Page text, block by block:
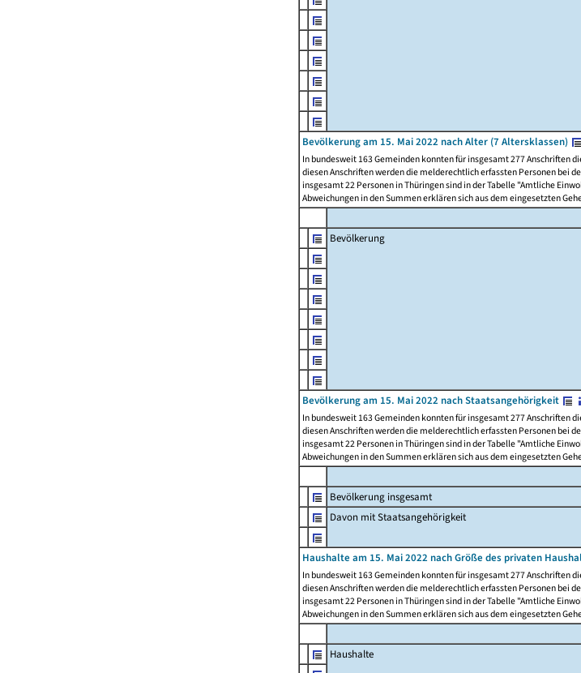
Bevölkerung am 15. Mai 2022 nach Alter (7 Altersklassen)
In bundesweit 163 Gemeinden konnten für insgesamt 277 Anschriften
diesen Anschriften werden die melderechtlich erfassten Personen bei
insgesamt 22 Personen in Thüringen sind in der Tabelle "Amtliche
Abweichungen in den Summen erklären sich aus dem eingesetzten
Bevölkerung
Bevölkerung am 15. Mai 2022 nach Staatsangehörigkeit
In bundesweit 163 Gemeinden konnten für insgesamt 277 Anschriften
diesen Anschriften werden die melderechtlich erfassten Personen bei
insgesamt 22 Personen in Thüringen sind in der Tabelle "Amtliche
Abweichungen in den Summen erklären sich aus dem eingesetzten
Bevölkerung insgesamt
Davon mit Staatsangehörigkeit
Haushalte am 15. Mai 2022 nach Größe des privaten
In bundesweit 163 Gemeinden konnten für insgesamt 277 Anschriften
diesen Anschriften werden die melderechtlich erfassten Personen bei
insgesamt 22 Personen in Thüringen sind in der Tabelle "Amtliche
Abweichungen in den Summen erklären sich aus dem eingesetzten
Haushalte